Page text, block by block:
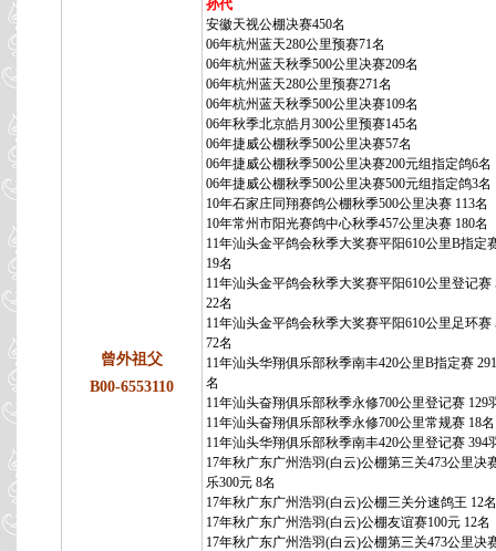
曾外祖父
B00-6553110
孙代
安徽天视公棚决赛450名
06年杭州蓝天280公里预赛71名
06年杭州蓝天秋季500公里决赛209名
06年杭州蓝天280公里预赛271名
06年杭州蓝天秋季500公里决赛109名
06年秋季北京皓月300公里预赛145名
06年捷威公棚秋季500公里决赛57名
06年捷威公棚秋季500公里决赛200元组指定鸽6名
06年捷威公棚秋季500公里决赛500元组指定鸽3名
10年石家庄同翔赛鸽公棚秋季500公里决赛 113名
10年常州市阳光赛鸽中心秋季457公里决赛 180名
11年汕头金平鸽会秋季大奖赛平阳610公里B指定
19名
11年汕头金平鸽会秋季大奖赛平阳610公里登记赛
22名
11年汕头金平鸽会秋季大奖赛平阳610公里足环赛
72名
11年汕头华翔俱乐部秋季南丰420公里B指定赛
名
11年汕头奋翔俱乐部秋季永修700公里登记赛 129
11年汕头奋翔俱乐部秋季永修700公里常规赛 18名
11年汕头华翔俱乐部秋季南丰420公里登记赛 394
17年秋广东广州浩羽(白云)公棚第三关473公里决
乐300元 8名
17年秋广东广州浩羽(白云)公棚三关分速鸽王 12名
17年秋广东广州浩羽(白云)公棚友谊赛100元 12名
17年秋广东广州浩羽(白云)公棚第三关473公里决